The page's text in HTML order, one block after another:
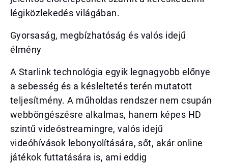
légiközlekedés világában.
Gyorsaság, megbízhatóság és valós idejű
élmény
A Starlink technológia egyik legnagyobb előnye
a sebesség és a késleltetés terén mutatott
teljesítmény. A műholdas rendszer nem csupán
webböngészésre alkalmas, hanem képes HD
szintű videóstreamingre, valós idejű
videóhívások lebonyolítására, sőt, akár online
játékok futtatására is, ami eddig